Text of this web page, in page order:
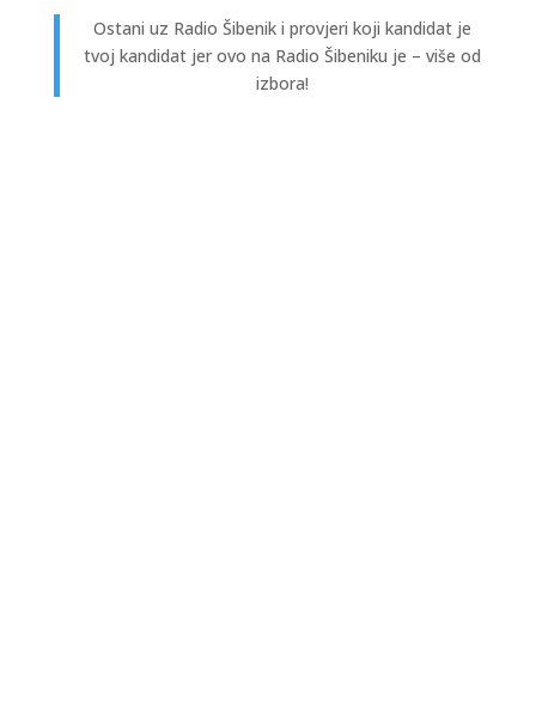
Ostani uz Radio Šibenik i provjeri koji kandidat je
tvoj kandidat jer ovo na Radio Šibeniku je – više od
izbora!